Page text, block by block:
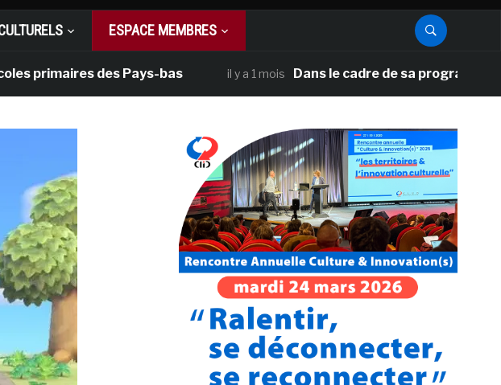
ESPACE MEMBRES
des Pays-bas il y a 1 mois Dans le cadre de sa programmation